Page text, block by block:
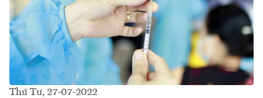
Thứ Tư, 27-07-2022